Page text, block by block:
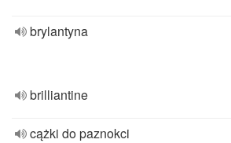
brylantyna
brilliantine
cążki do paznokci